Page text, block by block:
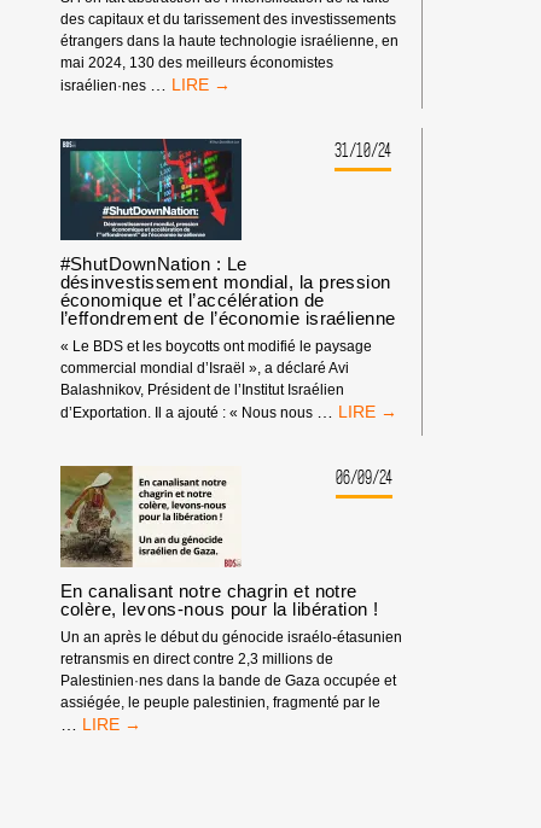
CESSER
DE
SE
RENDRE
TRANSFERTS
MARITIMES
des capitaux et du tarissement des investissements
étrangers dans la haute technologie israélienne, en
mai 2024, 130 des meilleurs économistes
israélien·nes
UNE
S’EFFONDRE
:
130
DES
MEILLEURS
ÉCONOMISTES
ISRAÉLIEN·NES
:
LA
«
SPIRALE
DE
L’EFFONDREMENT
31/10/24
#ShutDownNation : Le
désinvestissement mondial, la pression
économique et l’accélération de
l’effondrement de l’économie israélienne
« Le BDS et les boycotts ont modifié le paysage
commercial mondial d’Israël », a déclaré Avi
Balashnikov, Président de l’Institut Israélien
d’Exportation. Il a ajouté : « Nous nous
#SHUTDOWNNATION
DÉSINVESTISSEMENT
MONDIAL,
ET
L’ACCÉLÉRATION
DE
L’ÉCONOMIE
ISRAÉLIENNE
06/09/24
En canalisant notre chagrin et notre
colère, levons-nous pour la libération !
Un an après le début du génocide israélo-étasunien
retransmis en direct contre 2,3 millions de
Palestinien·nes dans la bande de Gaza occupée et
assiégée, le peuple palestinien, fragmenté par le
… EN